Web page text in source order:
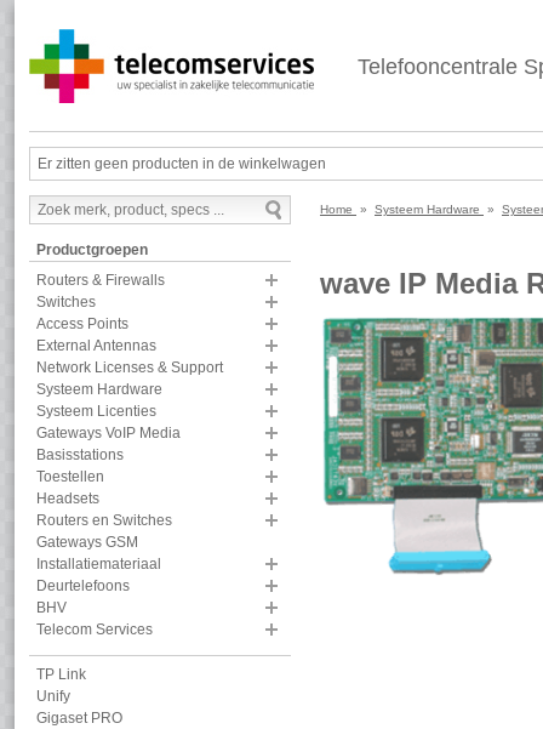
Telefooncentrale
Er zitten geen producten in de winkelwagen
Productgroepen
Routers & Firewalls
Switches
Access Points
External Antennas
Network Licenses & Support
Systeem Hardware
Systeem Licenties
Gateways VoIP Media
Basisstations
Toestellen
Headsets
Routers en Switches
Gateways GSM
Installatiemateriaal
Deurtelefoons
BHV
Telecom Services
TP Link
Unify
Gigaset PRO
Home » Systeem Hardware »
wave IP Media